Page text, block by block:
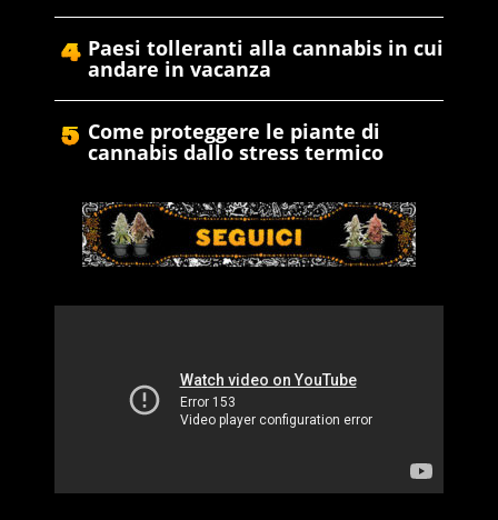
Paesi tolleranti alla cannabis in cui
andare in vacanza
Come proteggere le piante di
cannabis dallo stress termico